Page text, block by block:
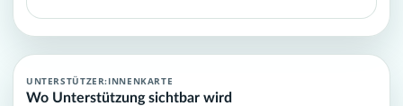
UNTERSTÜTZER:INNENKARTE
Wo Unterstützung sichtbar wird